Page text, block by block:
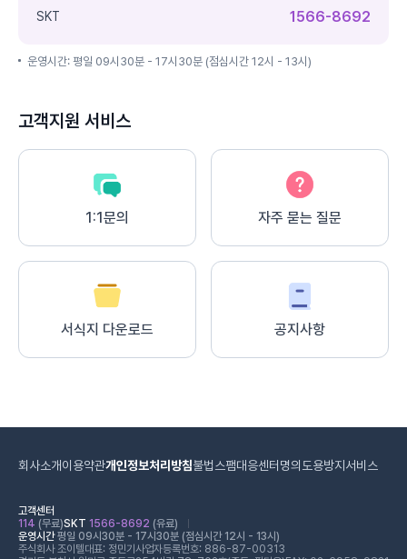
SKT 1566-8692
운영시간: 평일 09시30분 - 17시30분 (점심시간 12시 - 13시)
고객지원 서비스
1:1문의 자주 묻는 질문
서식지 다운로드 공지사항
회사소개이용약관개인정보처리방침불법스팸대응센터 명의도용방지서비스
고객센터
114 (무료)SKT 1566-8692 (유료)
운영시간평일 09시30분 - 17시30분 (점심시간 12시 - 13시)
주식회사 조이텔대표: 정민기 사업자등록번호: 886-87-00313